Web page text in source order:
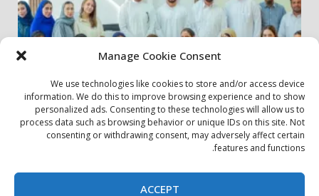
Manage Cookie Consent
We use technologies like cookies to store and/or access device
information. We do this to improve browsing experience and to show
personalized ads. Consenting to these technologies will allow us to
process data such as browsing behavior or unique IDs on this site. Not
consenting or withdrawing consent, may adversely affect certain
features and functions.
ACCEPT
أخبار المجتمع مجتمعي
الشارقة لإدارة الأصول تنظم زيارة إلى دار رعاية المسنين